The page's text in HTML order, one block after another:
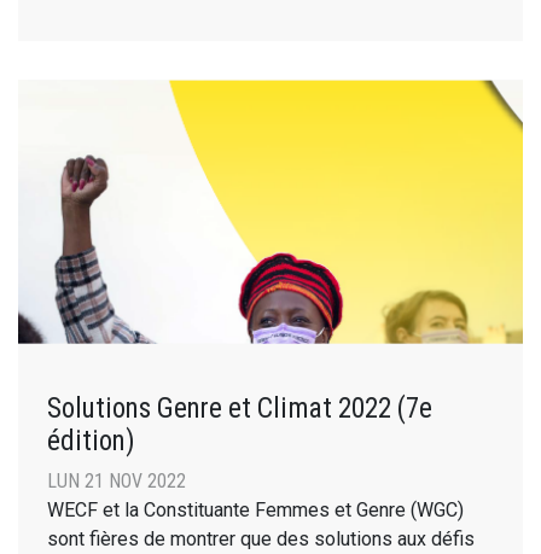
Solutions Genre et Climat 2022 (7e
édition)
LUN 21 NOV 2022
WECF et la Constituante Femmes et Genre (WGC)
sont fières de montrer que des solutions aux défis